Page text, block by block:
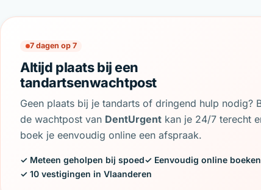
7 dagen op 7
Altijd plaats bij een
tandartsenwachtpost
Geen plaats bij je tandarts of dringend hulp nodig?
de wachtpost van DentUrgent kan je 24/7 terecht
boek je eenvoudig online een afspraak.
✓ Meteen geholpen bij spoed✓ Eenvoudig online boeken
✓ 10 vestigingen in Vlaanderen